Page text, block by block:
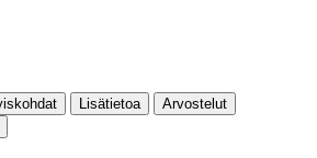
Lisätietoa
Arvostelut